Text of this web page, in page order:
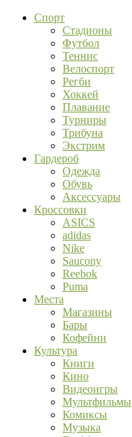
Спорт
Стадионы
Футбол
Теннис
Велоспорт
Регби
Хоккей
Плавание
Турниры
Трибуна
Экстрим
Гардероб
Одежда
Обувь
Аксессуары
Кроссовки
ASICS
adidas
Nike
Saucony
Reebok
Puma
Места
Магазины
Бары
Кофейни
Культура
Книги
Кино
Видеоигры
Мультфильмы
Комиксы
Музыка